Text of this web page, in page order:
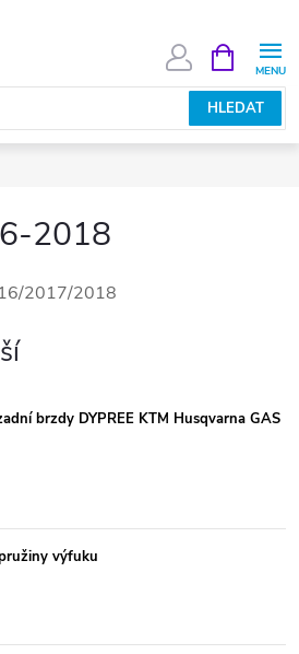
HLEDAT
NÁKUPNÍ
KOŠÍK
2018
2017/2018
brzdy DYPREE KTM Husqvarna GAS
výfuku